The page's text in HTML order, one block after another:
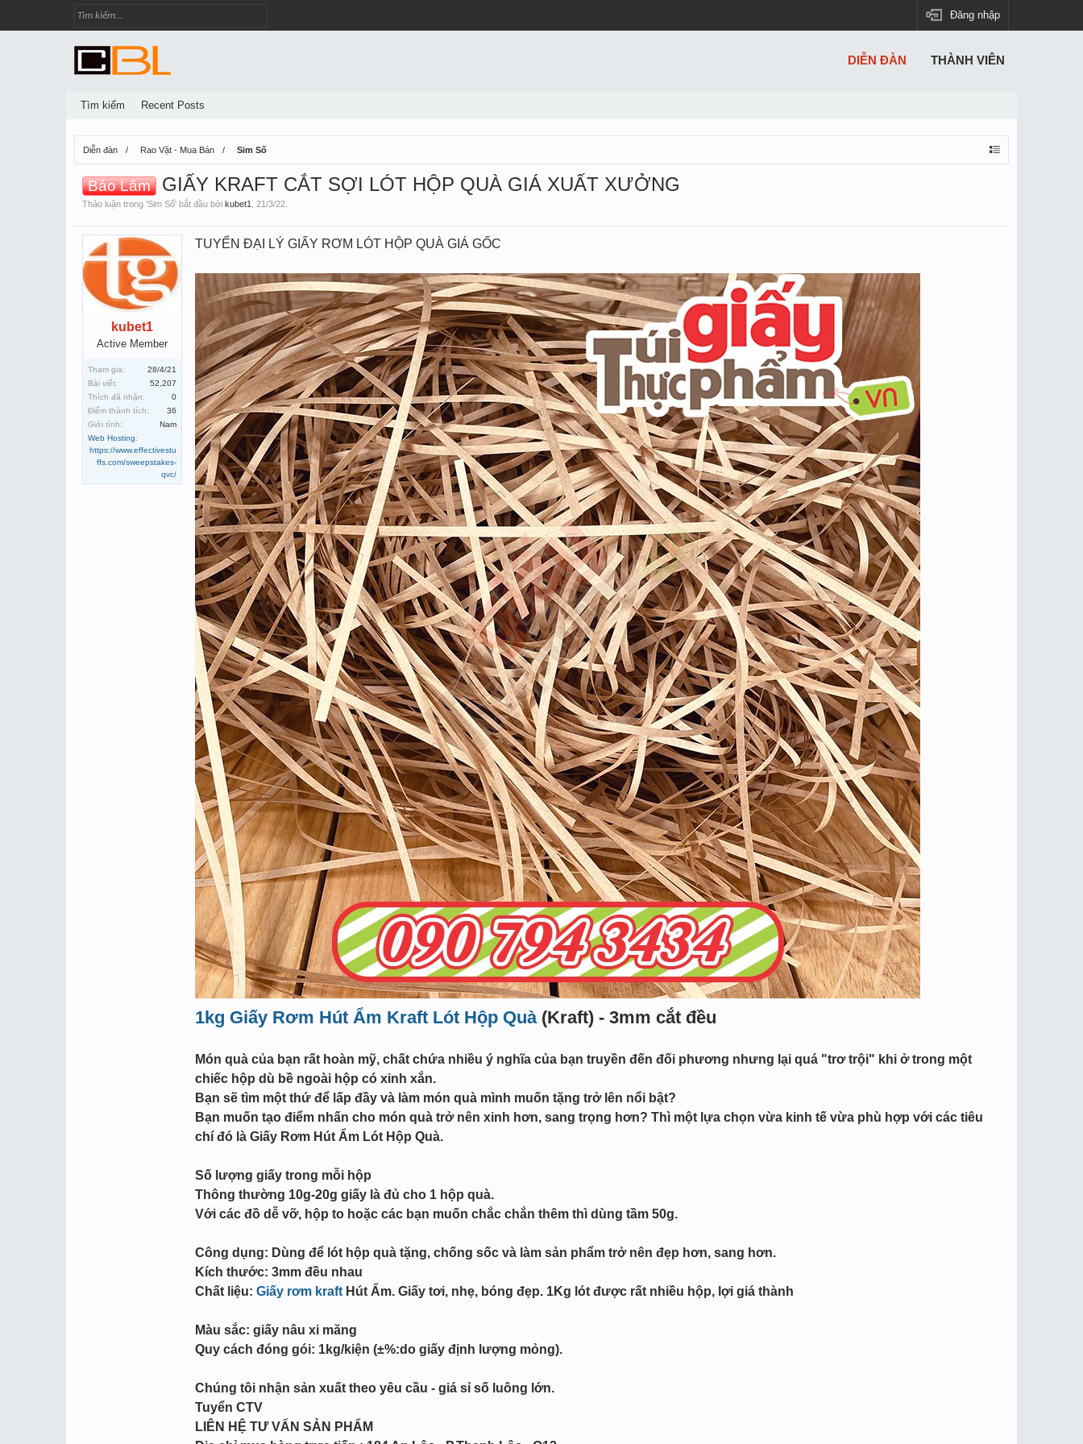
Đăng nhập
Diễn đàn Rao Vặt - Mua Bán Sim Số
Bảo Lâm GIẤY KRAFT CẮT SỢI LÓT HỘP QUÀ GIÁ XUẤT XƯỞNG
Thảo luận trong 'Sim Số' bắt đầu bởi kubet1 21/3/22
kubet1
Active Member
Tham gia:
28/4/21
Bài viết:
52,207
Thích đã nhận:
0
Điểm thành tích:
36
Giới tính:
Nam
Web Hosting:
https://www.effectivestu
ffs.com/sweepstakes-
qvc/
TUYỂN ĐẠI LÝ GIẤY RƠM LÓT HỘP QUÀ GIÁ GỐC
1kg Giấy Rơm Hút Ẩm Kraft Lót Hộp Quà(Kraft) - 3mm cắt đều
Món quà của bạn rất hoàn mỹ, chất chứa nhiều ý nghĩa của bạn truyền đến đối phương nhưng lại quá "trơ trội" khi ở trong một
chiếc hộp dù bề ngoài hộp có xinh xắn.
Bạn sẽ tìm một thứ để lấp đầy và làm món quà mình muốn tặng trở lên nổi bật?
Bạn muốn tạo điểm nhấn cho món quà trở nên xinh hơn, sang trọng hơn? Thì một lựa chọn vừa kinh tế vừa phù hợp với các tiêu
chí đó là Giấy Rơm Hút Ẩm Lót Hộp Quà.
Số lượng giấy trong mỗi hộp
Thông thường 10g-20g giấy là đủ cho 1 hộp quà.
Với các đồ dễ vỡ, hộp to hoặc các bạn muốn chắc chắn thêm thì dùng tầm 50g.
Công dụng: Dùng để lót hộp quà tặng, chống sốc và làm sản phẩm trở nên đẹp hơn, sang hơn.
Kích thước: 3mm đều nhau
Chất liệu: Giấy rơm kraft Hút Ẩm. Giấy tơi, nhẹ, bóng đẹp. 1Kg lót được rất nhiều hộp, lợi giá thành
Màu sắc: giấy nâu xi măng
Quy cách đóng gói: 1kg/kiện (±%:do giấy định lượng mỏng).
Chúng tôi nhận sản xuất theo yêu cầu - giá sỉ số luông lớn.
Tuyển CTV
LIÊN HỆ TƯ VẤN SẢN PHẨM
DIỄN ĐÀN
Tìm kiếm Recent Posts
THÀNH VIÊN